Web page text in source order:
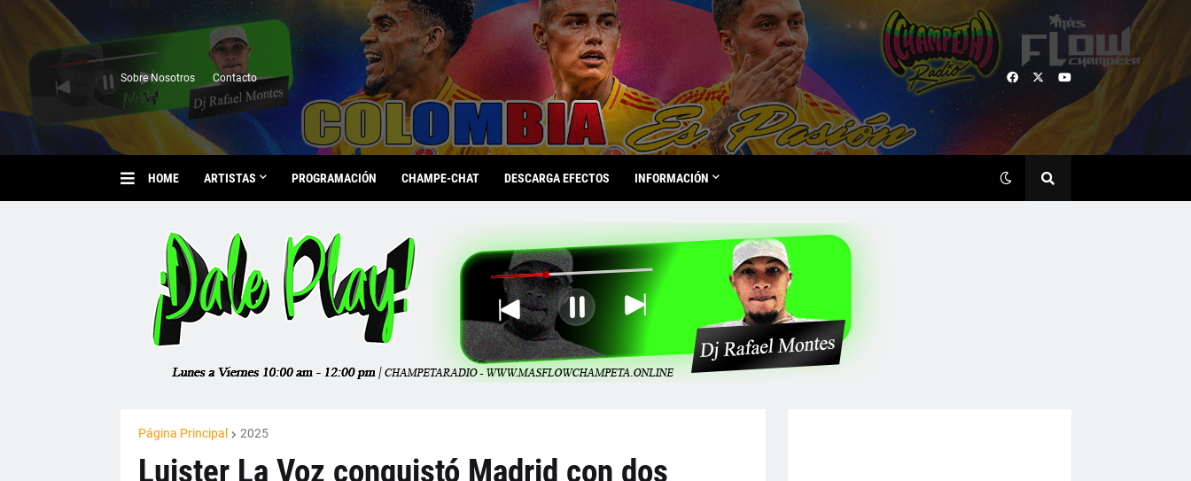
Sobre Nosotros Contacto
HOME ARTISTAS PROGRAMACIÓN CHAMPE-CHAT DESCARGA EFECTOS INFORMACIÓN
Página Principal 2025
Luister La Voz conquistó Madrid con dos